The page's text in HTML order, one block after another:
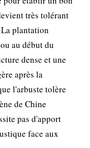
très tolérant
plantation
au début du
dense et une
après la
l'arbuste tolère
de Chine
pas d'apport
face aux